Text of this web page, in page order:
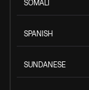
SOMALI
SPANISH
SUNDANESE